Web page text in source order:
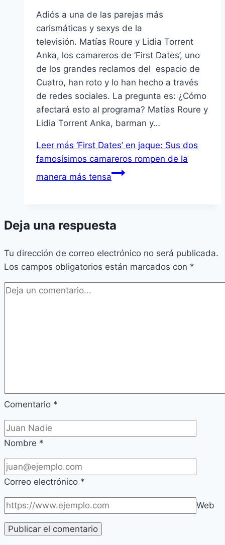
Adiós a una de las parejas más
carismáticas y sexys de la
televisión. Matías Roure y Lidia Torrent
Anka, los camareros de ‘First Dates’, uno
de los grandes reclamos del espacio de
Cuatro, han roto y lo han hecho a través
de redes sociales. La pregunta es: ¿Cómo
afectará esto al programa? Matías Roure y
Lidia Torrent Anka, barman y…
Leer más ‘First Dates’ en jaque: Sus dos
famosísimos camareros rompen de la
manera más tensa
Deja una respuesta
Tu dirección de correo electrónico no será publicada.
Los campos obligatorios están marcados con *
Comentario *
Nombre *
Correo electrónico *
Web